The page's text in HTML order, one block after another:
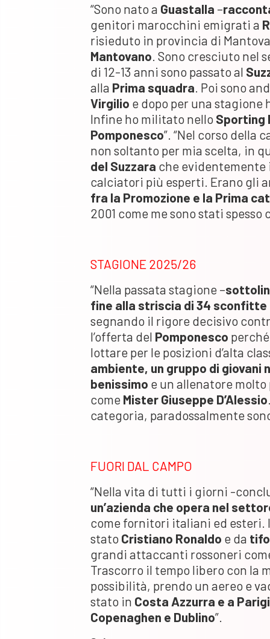
“Sono nato a Guastalla –
genitori marocchini emigrati a
risieduto in provincia di
Mantovano . Sono cresciuto nel
di 12-13 anni sono passato al
alla Prima squadra . Poi sono
Virgilio e dopo per una stagione
Infine ho militato nello Sporting
Pomponesco”. “Nel corso della
non soltanto per mia scelta, in
del Suzzara che evidentemente
calciatori più esperti. Erano gli
fra la Promozione e la Prima
2001 come me sono stati
STAGIONE 2025/26
“Nella passata stagione –
fine alla striscia di 34 sconfitte
segnando il rigore decisivo
l’offerta del Pomponesco
lottare per le posizioni d’alta
ambiente, un gruppo di giovani
benissimo e un allenatore molto
come Mister Giuseppe D’Alessio
categoria, paradossalmente
FUORI DAL CAMPO
“Nella vita di tutti i giorni -
un’azienda che opera nel
come fornitori italiani ed esteri.
stato Cristiano Ronaldo e da
grandi attaccanti rossoneri
Trascorro il tempo libero con la
possibilità, prendo un aereo e
stato in Costa Azzurra e a Parigi
Copenaghen e Dublino”.